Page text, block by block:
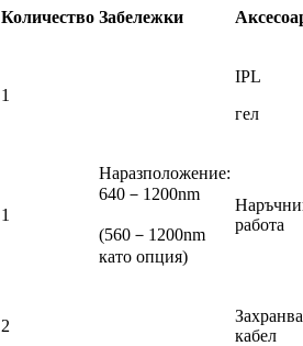
Количество Забележки
1
IPL
гел
1
Наразположение:
640－1200nm
(560－1200nm
като опция)
работа
2
кабел